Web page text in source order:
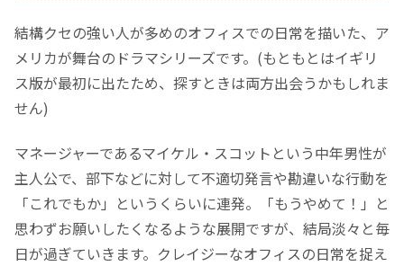
結構クセの強い人が多めのオフィスでの日常を描いた、ア
メリカが舞台のドラマシリーズです。(もともとはイギリ
ス版が最初に出たため、探すときは両方出会うかもしれま
せん)
マネージャーであるマイケル・スコットという中年男性が
主人公で、部下などに対して不適切発言や勘違いな行動を
「これでもか」というくらいに連発。「もうやめて！」と
思わずお願いしたくなるような展開ですが、結局淡々と毎
日が過ぎていきます。クレイジーなオフィスの日常を捉え